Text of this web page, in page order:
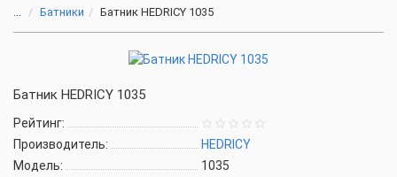
... Батники Батник HEDRICY 1035
Батник HEDRICY 1035
Рейтинг:
Производитель:
HEDRICY
Модель:
1035